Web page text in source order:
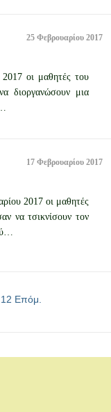
25 Φεβρουαρίου 2017
οι μαθητές του
διοργανώσουν μια
17 Φεβρουαρίου 2017
2017 οι μαθητές
να τσικνίσουν τον
12 Επόμ.